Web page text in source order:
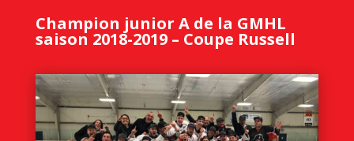
Champion junior A de la GMHL
saison 2018-2019 – Coupe Russell